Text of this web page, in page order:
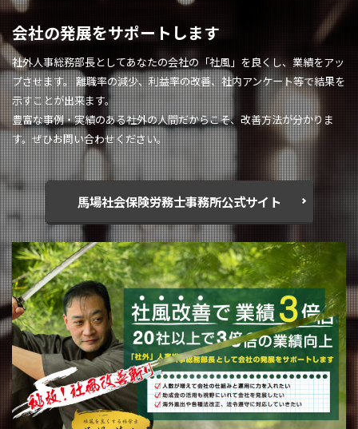
会社の発展をサポートします
社外人事総務部長としてあなたの会社の「社風」を良くし、業績をアッ
プさせます。 離職率の減少、利益率の改善、社内アンケート等で結果を
示すことが出来ます。
豊富な事例・実績のある社外の人間だからこそ、改善方法が分かりま
す。ぜひお問い合わせください。
馬場社会保険労務士事務所公式サイト